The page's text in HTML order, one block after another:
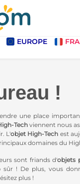
EUROPE
!
une place
Techviennent nous
L'objet High-Tech est
domaines du
sont friands d'objets
! De plus, vous
plus !